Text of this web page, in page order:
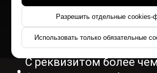
Разрешить отдельные cookies-
Использовать только обязательные
Необычные испытания
сложности
Площадка площадью
С реквизитом более